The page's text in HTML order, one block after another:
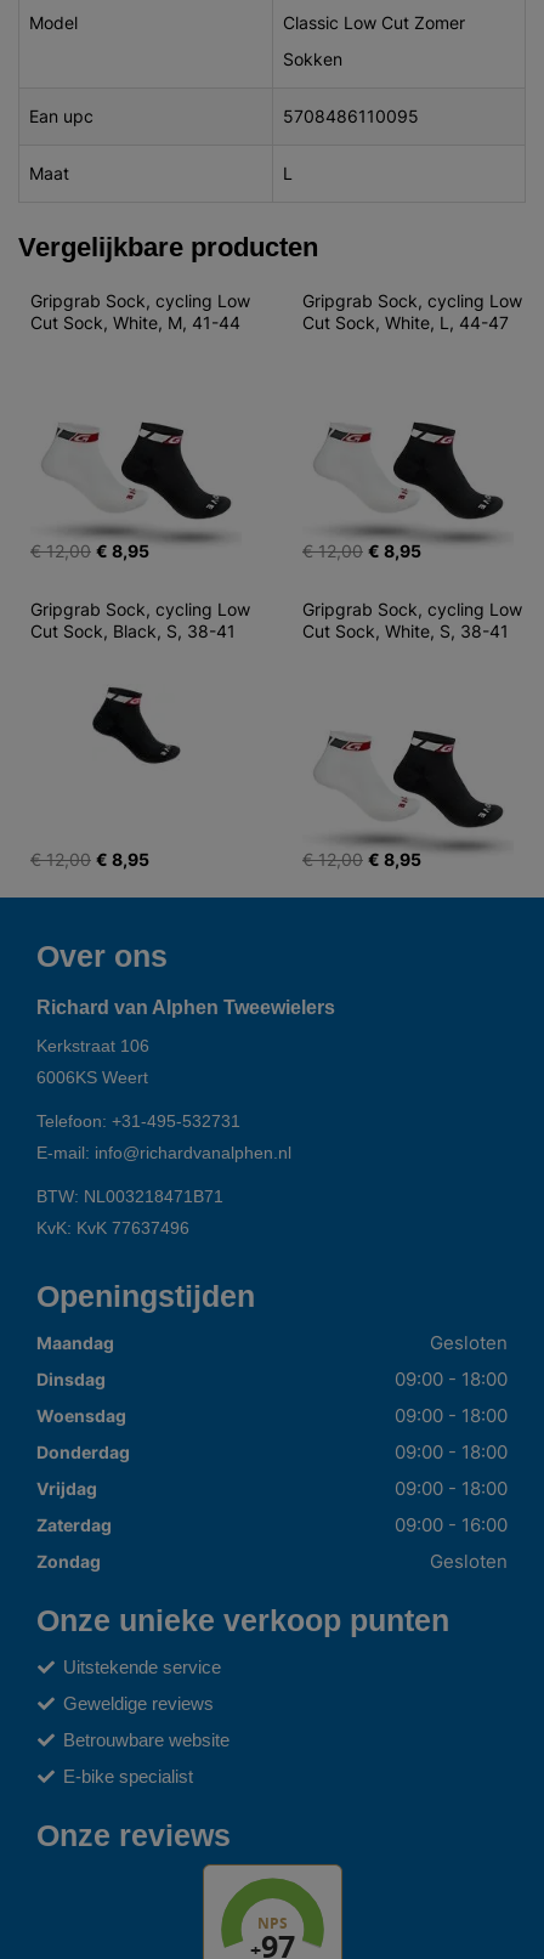
Model
Classic Low Cut Zomer
Sokken
Ean upc 5708486110095
Maat L
Vergelijkbare producten
Gripgrab Sock, cycling Low
Cut Sock, White, M, 41-44
€ 12,00 € 8,95
Gripgrab Sock, cycling Low
Cut Sock, White, L, 44-47
€ 12,00 € 8,95
Gripgrab Sock, cycling Low
Cut Sock, Black, S, 38-41
€ 12,00 € 8,95
Gripgrab Sock, cycling Low
Cut Sock, White, S, 38-41
€ 12,00 € 8,95
Over ons
Richard van Alphen Tweewielers
Kerkstraat 106
6006KS Weert
Telefoon: +31-495-532731
E-mail: info@richardvanalphen.nl
BTW: NL003218471B71
KvK: KvK 77637496
Openingstijden
Maandag Gesloten
Dinsdag 09:00 - 18:00
Woensdag 09:00 - 18:00
Donderdag 09:00 - 18:00
Vrijdag 09:00 - 18:00
Zaterdag 09:00 - 16:00
Zondag Gesloten
Onze unieke verkoop punten
Uitstekende service
Geweldige reviews
Betrouwbare website
E-bike specialist
Onze reviews